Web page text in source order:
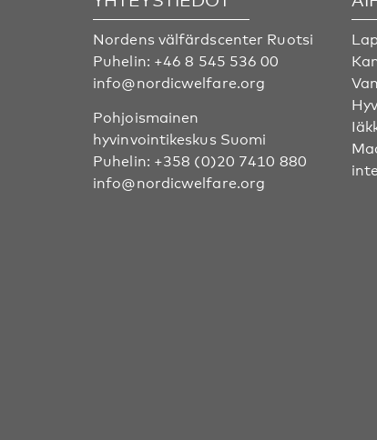
Nordens välfärdscenter Ruotsi
Puhelin: +46 8 545 536 00
info@nordicwelfare.org
Pohjoismainen
hyvinvointikeskus Suomi
Puhelin: +358 (0)20 7410 880
info@nordicwelfare.org